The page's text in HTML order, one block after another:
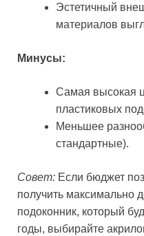
Эстетичный
материалов
Минусы:
Самая высокая
пластиковых
Меньшее
стандартные).
Совет: Если бюджет
получить максимально
подоконник, который
годы, выбирайте